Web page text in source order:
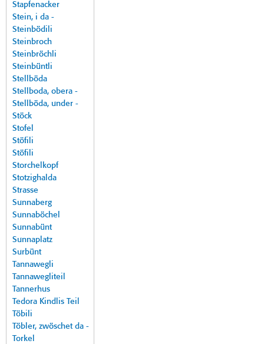
Stapfenacker
Stein, i da -
Steinbödili
Steinbroch
Steinbröchli
Steinbüntli
Stellböda
Stellboda, obera -
Stellböda, under -
Stöck
Stofel
Stöfili
Stöfili
Storchelkopf
Stotzighalda
Strasse
Sunnaberg
Sunnaböchel
Sunnabünt
Sunnaplatz
Surbünt
Tannawegli
Tannawegliteil
Tannerhus
Tedora Kindlis Teil
Töbili
Töbler, zwöschet da -
Torkel